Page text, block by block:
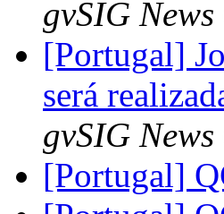
gvSIG
[Portugal]
será
gvSIG
[Portugal]